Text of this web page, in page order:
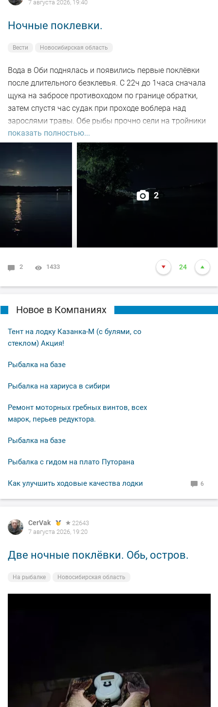
7 августа 2026, 19:40
Ночные поклевки.
Вести Новосибирская область
Вода в Оби поднялась и появились первые поклёвки
после длительного безклевья. С 22ч до 1часа сначала
щука на забросе противоходом по границе обратки,
затем спустя час судак при проходе воблера над
зарослями травы. Обе рыбы прочно сели на тройники
и при чистке оказались с пустыми желудками. Ждем
дальнейших поклёвок.
показать полностью...
2
2 1433 24
Новое в Компаниях
Тент на лодку Казанка-М (с булями, со
стеклом) Акция!
Рыбалка на базе
Рыбалка на хариуса в сибири
Ремонт моторных гребных винтов, всех
марок, перьев редуктора.
Рыбалка на базе
Рыбалка с гидом на плато Путорана
Как улучшить ходовые качества лодки 6
CerVak
22643
7 августа 2026, 19:20
Две ночные поклёвки. Обь, остров.
На рыбалке Новосибирская область